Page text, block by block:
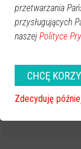
przetwarzania
przysługujących
naszej Polityce
CHCĘ
Zdecyduję